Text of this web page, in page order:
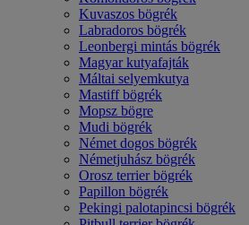
Kuvaszos bögrék
Labradoros bögrék
Leonbergi mintás bögrék
Magyar kutyafajták
Máltai selyemkutya
Mastiff bögrék
Mopsz bögre
Mudi bögrék
Német dogos bögrék
Németjuhász bögrék
Orosz terrier bögrék
Papillon bögrék
Pekingi palotapincsi bögrék